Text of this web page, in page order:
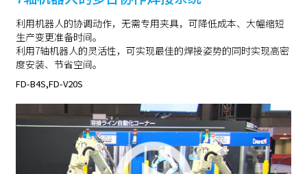
利用机器人的协调动作，无需专用夹具，可降低成本、大幅缩短
生产变更准备时间。
利用7轴机器人的灵活性，可实现最佳的焊接姿势的同时实现高密
度安装、节省空间。
FD-B4S,FD-V20S